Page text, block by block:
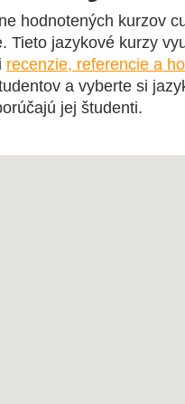
hodnotených kurzov
Tieto jazykové kurzy
recenzie, referencie a
a vyberte si
jej študenti.